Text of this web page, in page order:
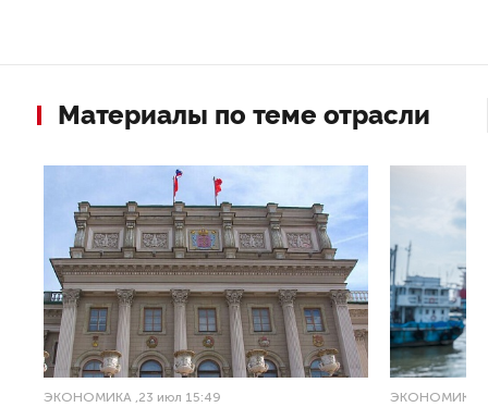
Материалы по теме отрасли
ЭКОНОМИКА ,23 июл 15:49 ЭКОНОМИКА